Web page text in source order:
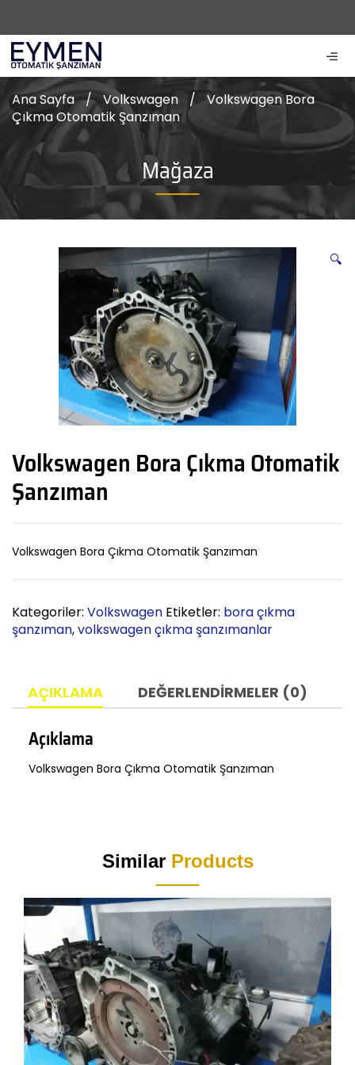
Ana Sayfa / Volkswagen /
Volkswagen Bora
Çıkma Otomatik Şanzıman
Mağaza
🔍
Volkswagen Bora Çıkma Otomatik
Şanzıman
Volkswagen Bora Çıkma Otomatik Şanzıman
Kategoriler: Volkswagen Etiketler: bora çıkma
şanzıman,volkswagen çıkma şanzımanlar
AÇIKLAMA DEĞERLENDIRMELER (0)
Açıklama
Volkswagen Bora Çıkma Otomatik Şanzıman
Similar Products